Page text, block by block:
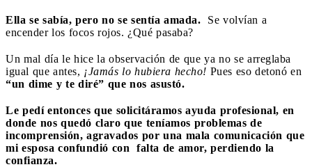
Ella se sabía, pero no se sentía amada.
Se volvían a
encender los focos rojos. ¿Qué pasaba?
Un mal día le hice la observación de que ya no se arreglaba
igual que antes, ¡Jamás lo hubiera hecho! Pues eso detonó en
“un dime y te diré” que nos asustó.
Le pedí entonces que solicitáramos ayuda profesional, en
donde nos quedó claro que teníamos problemas de
incomprensión, agravados por una mala comunicación que
mi esposa confundió con
falta de amor, perdiendo la
confianza.